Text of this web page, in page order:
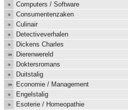
Computers / Software
Consumentenzaken
Culinair
Detectiveverhalen
Dickens Charles
Dierenwereld
Doktersromans
Duitstalig
Economie / Management
Engelstalig
Esoterie / Homeopathie